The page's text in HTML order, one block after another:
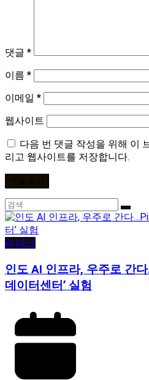
댓글 *
이름 *
이메일 *
웹사이트
다음 번 댓글 작성을 위해 이
리고 웹사이트를 저장합니다.
AI·테크
인도 AI 인프라, 우주로 간
데이터센터’ 실험